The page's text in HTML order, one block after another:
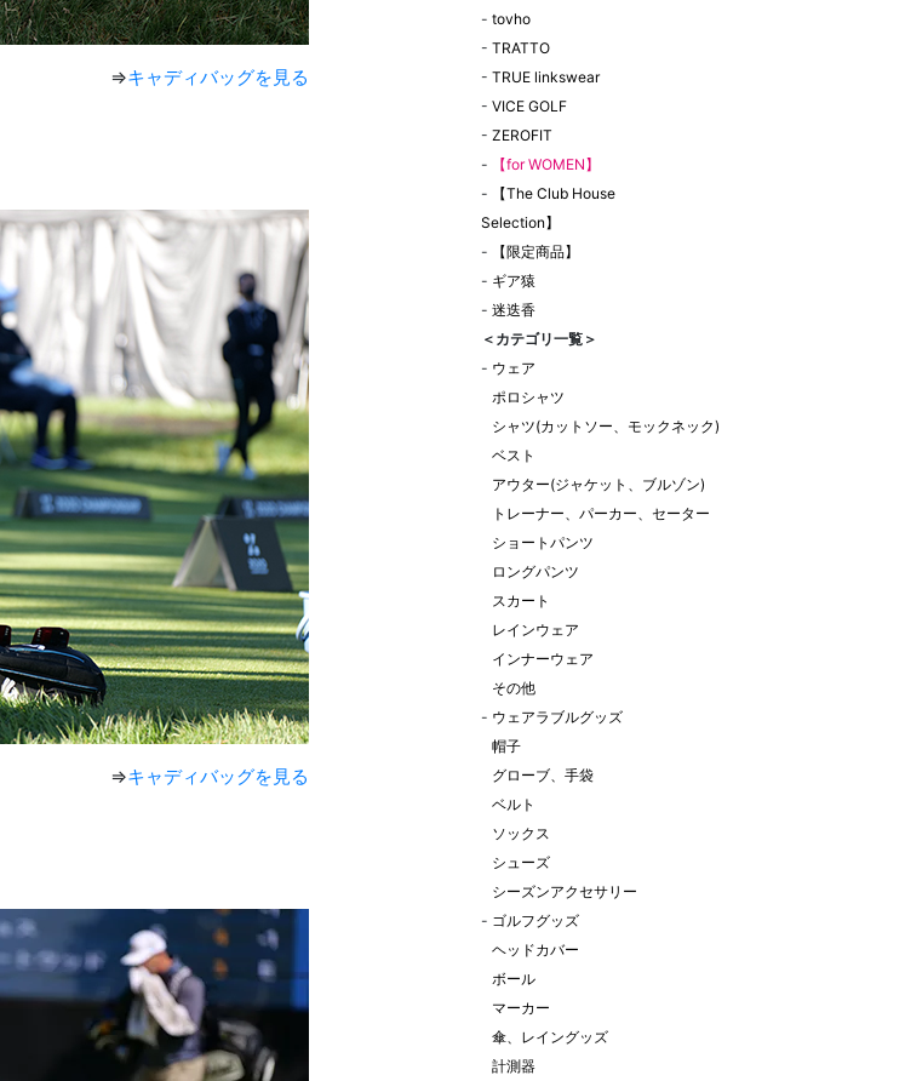
⇒キャディバッグを見る
⇒キャディバッグを見る
- tovho
- TRATTO
- TRUE linkswear
- VICE GOLF
- ZEROFIT
-
【for WOMEN】
-
【The Club House
Selection】
-
【限定商品】
- ギア猿
- 迷迭香
＜カテゴリ一覧＞
- ウェア
ポロシャツ
シャツ(カットソー、モックネック)
ベスト
アウター(ジャケット、ブルゾン)
トレーナー、パーカー、セーター
ショートパンツ
ロングパンツ
スカート
レインウェア
インナーウェア
その他
- ウェアラブルグッズ
帽子
グローブ、手袋
ベルト
ソックス
シューズ
シーズンアクセサリー
- ゴルフグッズ
ヘッドカバー
ボール
マーカー
傘、レイングッズ
計測器